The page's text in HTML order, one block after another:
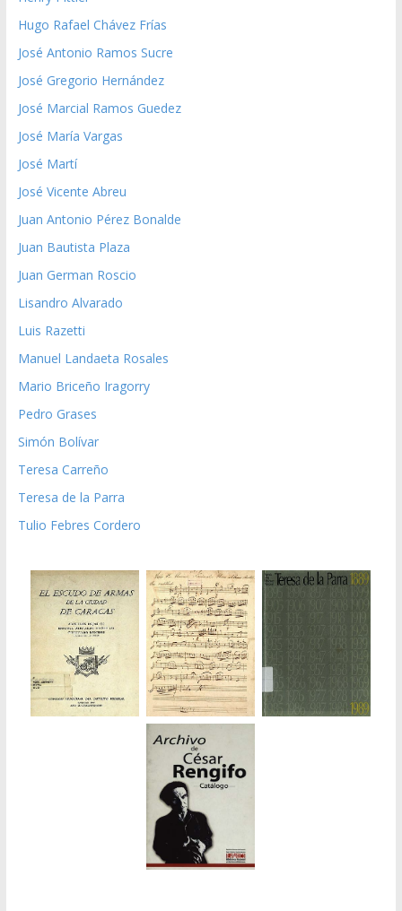
Hugo Rafael Chávez Frías
José Antonio Ramos Sucre
José Gregorio Hernández
José Marcial Ramos Guedez
José María Vargas
José Martí
José Vicente Abreu
Juan Antonio Pérez Bonalde
Juan Bautista Plaza
Juan German Roscio
Lisandro Alvarado
Luis Razetti
Manuel Landaeta Rosales
Mario Briceño Iragorry
Pedro Grases
Simón Bolívar
Teresa Carreño
Teresa de la Parra
Tulio Febres Cordero